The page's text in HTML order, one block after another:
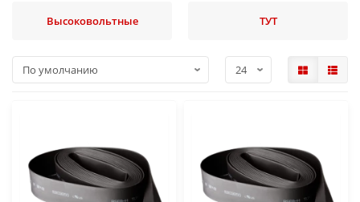
Высоковольтные ТУТ